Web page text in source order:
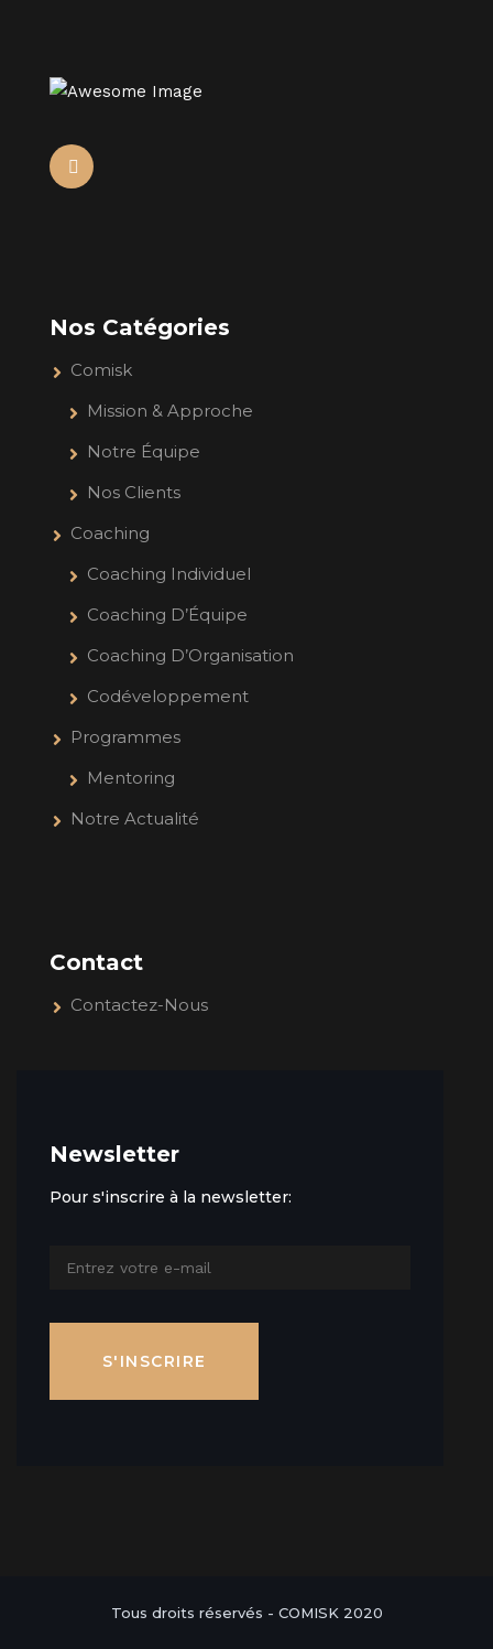
Nos Catégories
Comisk
Mission & Approche
Notre Équipe
Nos Clients
Coaching
Coaching Individuel
Coaching D’Équipe
Coaching D’Organisation
Codéveloppement
Programmes
Mentoring
Notre Actualité
Contact
Contactez-Nous
Newsletter
Pour s'inscrire à la newsletter:
S'INSCRIRE
Tous droits réservés - COMISK 2020